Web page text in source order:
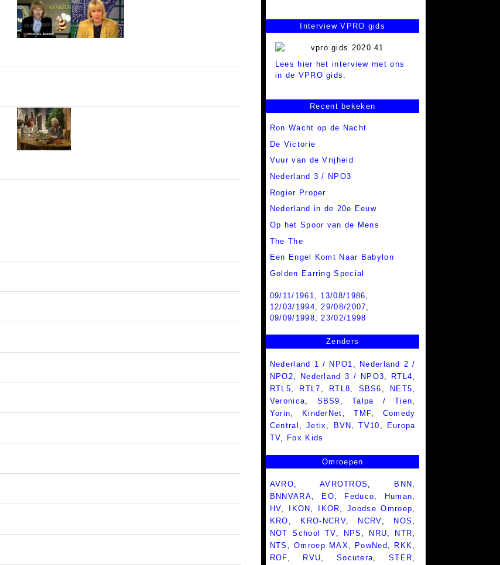
Interview VPRO gids
Lees hier het interview met ons
in de VPRO gids.
Recent bekeken
Ron Wacht op de Nacht
De Victorie
Vuur van de Vrijheid
Nederland 3 / NPO3
Rogier Proper
Nederland in de 20e Eeuw
Op het Spoor van de Mens
The The
Een Engel Komt Naar Babylon
Golden Earring Special
09/11/1961, 13/08/1986,
12/03/1994,29/08/2007,
09/09/1998,23/02/1998
Zenders
Nederland 1 / NPO1
Nederland 2 /
NPO2
Nederland 3 / NPO3 RTL4
RTL5
RTL7 RTL8 SBS6 NET5
Veronica
SBS9 ,Talpa / Tien
Yorin
KinderNet ,TMF
Comedy
Central
Jetix BVN ,TV10
Europa
TV
Fox Kids
Omroepen
AVRO, AVROTROS , BNN ,
BNNVARA, EO, Feduco, Human,
HV, IKON , IKOR,Joodse Omroep,
KRO , KRO-NCRV, NCRV, NOS ,
NOT School TV, NPS , NRU, NTR,
NTS ,Omroep MAX, PowNed , RKK,
ROF, RVU, Socutera,STER,